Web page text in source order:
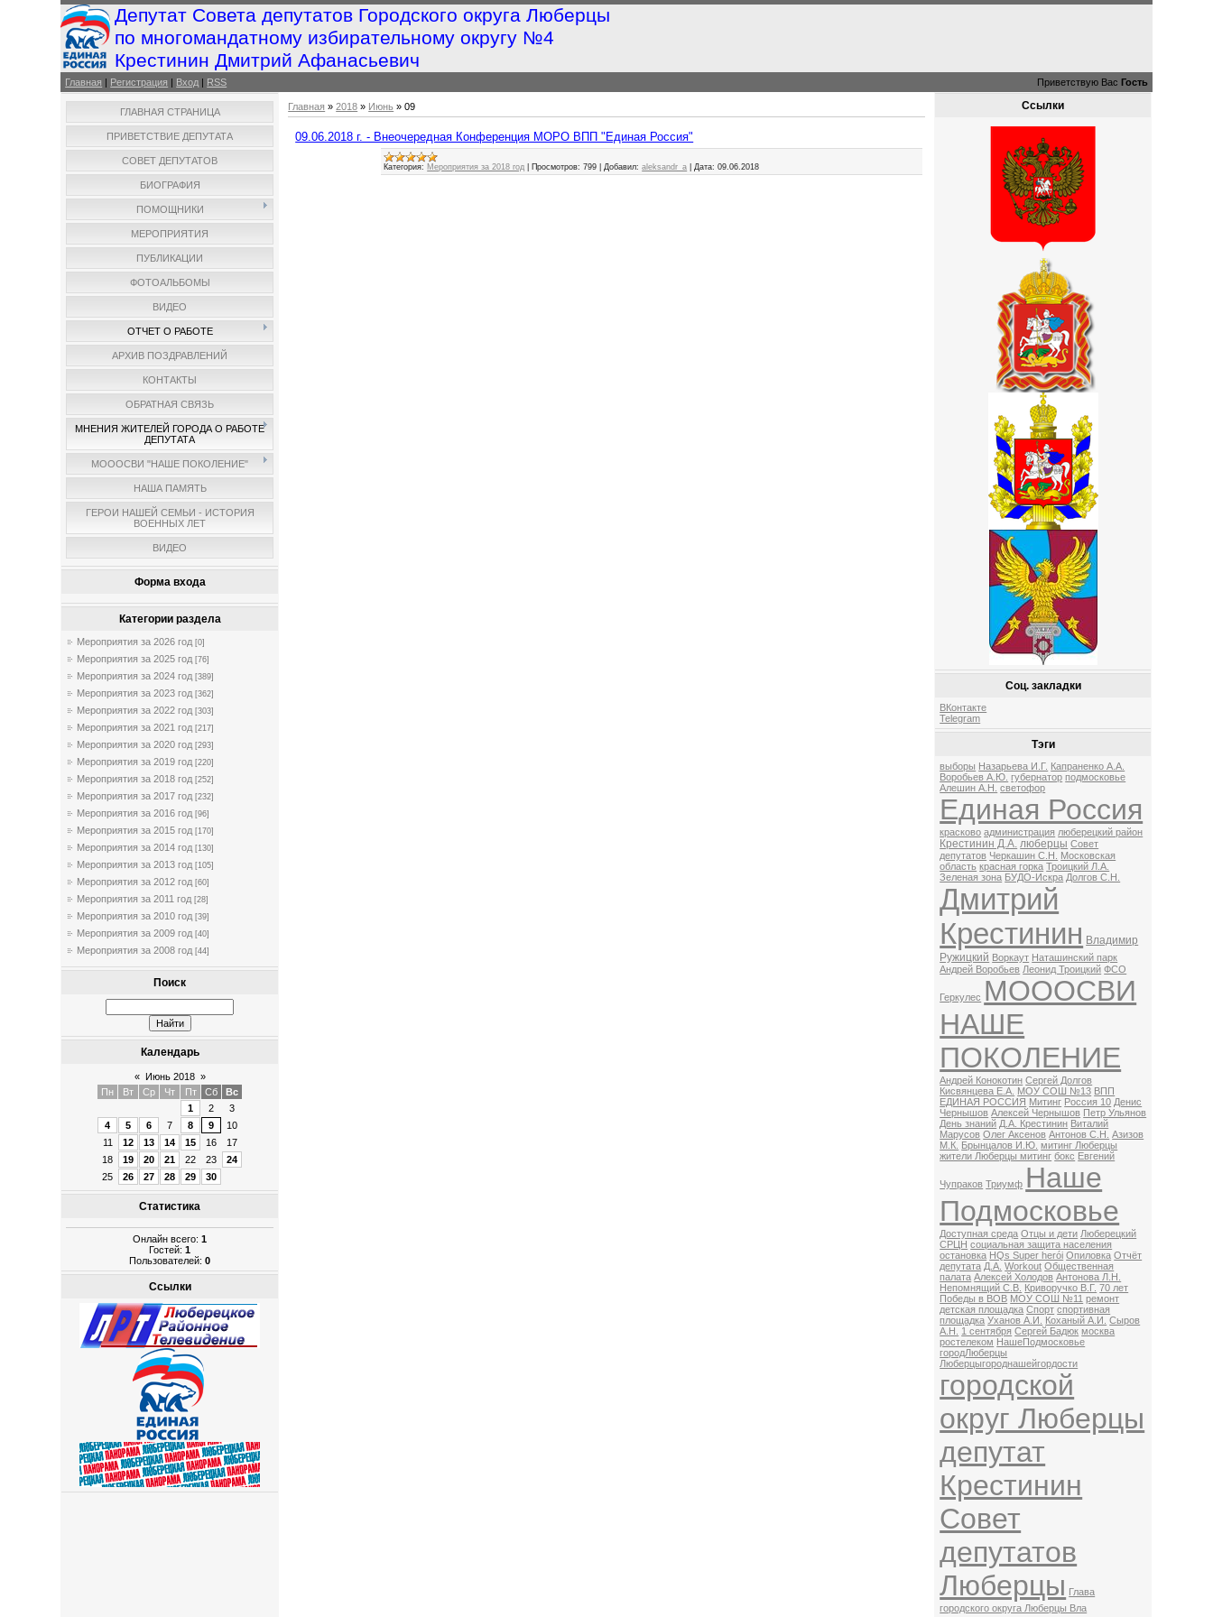
Депутат Совета депутатов Городского округа Люберцы
по многомандатному избирательному округу №4
Крестинин Дмитрий Афанасьевич
Главная | Регистрация | Вход | RSS Приветствую Вас Гость
ГЛАВНАЯ СТРАНИЦА
ПРИВЕТСТВИЕ ДЕПУТАТА
СОВЕТ ДЕПУТАТОВ
БИОГРАФИЯ
ПОМОЩНИКИ
МЕРОПРИЯТИЯ
ПУБЛИКАЦИИ
ФОТОАЛЬБОМЫ
ВИДЕО
ОТЧЕТ О РАБОТЕ
АРХИВ ПОЗДРАВЛЕНИЙ
КОНТАКТЫ
ОБРАТНАЯ СВЯЗЬ
МНЕНИЯ ЖИТЕЛЕЙ ГОРОДА О РАБОТЕ
ДЕПУТАТА
МОООСВИ "НАШЕ ПОКОЛЕНИЕ"
НАША ПАМЯТЬ
ГЕРОИ НАШЕЙ СЕМЬИ - ИСТОРИЯ
ВОЕННЫХ ЛЕТ
ВИДЕО
Форма входа
Категории раздела
Мероприятия за 2026 год [0]
Мероприятия за 2025 год [76]
Мероприятия за 2024 год [389]
Мероприятия за 2023 год [362]
Мероприятия за 2022 год [303]
Мероприятия за 2021 год [217]
Мероприятия за 2020 год [293]
Мероприятия за 2019 год [220]
Мероприятия за 2018 год [252]
Мероприятия за 2017 год [232]
Мероприятия за 2016 год [96]
Мероприятия за 2015 год [170]
Мероприятия за 2014 год [130]
Мероприятия за 2013 год [105]
Мероприятия за 2012 год [60]
Мероприятия за 2011 год [28]
Мероприятия за 2010 год [39]
Мероприятия за 2009 год [40]
Мероприятия за 2008 год [44]
Поиск
Календарь
« Июнь 2018 »
Пн
Вт Ср Чт Пт Сб
Вс
1
2
3
4
5 6 7 8 9
10
11
12 13 14 15 16
17
18
19 20 21 22 23
24
25
26 27 28 29 30
Статистика
Онлайн всего:1
Гостей:1
Пользователей:0
Ссылки
Главная »2018 » Июнь » 09
09.06.2018 г. - Внеочередная Конференция МОРО ВПП "Единая Россия"
Категория: Мероприятия за 2018 год Просмотров: 799 Добавил: aleksandr_a Дата: 09.06.2018
Ссылки
Соц. закладки
ВКонтакте
Telegram
Тэги
выборы Назарьева И.Г. Капраненко А.А.
Воробьев А.Ю. губернатор подмосковье
Алешин А.Н.
светофор
Единая Россия
красково администрация люберецкий район
Крестинин Д.А. люберцы Совет
депутатов Черкашин С.Н.
Московская
область красная горка Троицкий Л.А.
Зеленая зона БУДО-Искра Долгов С.Н.
Дмитрий
Крестинин Владимир
Ружицкий Воркаут Наташинский парк
Андрей Воробьев Леонид Троицкий ФСО
Геркулес МОООСВИ
НАШЕ
ПОКОЛЕНИЕ
Андрей Конокотин Сергей Долгов
Кисвянцева Е.А. МОУ СОШ №13 ВПП
ЕДИНАЯ РОССИЯ Митинг Россия 10 Денис
Чернышов Алексей Чернышов Петр Ульянов
День знаний Д.А. Крестинин Виталий
Марусов Олег Аксенов Антонов С.Н.
Азизов
М.К. Брынцалов И.Ю. митинг Люберцы
жители Люберцы митинг бокс Евгений
Чупраков Триумф Наше
Подмосковье
Доступная среда Отцы и дети Люберецкий
СРЦН социальная защита населения
остановка HQs Super herói Опиловка Отчёт
депутата Д.А. Workout Общественная
палата Алексей Холодов Антонова Л.Н.
Непомнящий С.В. Криворучко В.Г. 70 лет
Победы в ВОВ МОУ СОШ №11 ремонт
детская площадка Спорт спортивная
площадка Уханов А.И. Коханый А.И.
Сыров
А.Н.
1 сентября Сергей Бадюк москва
ростелеком НашеПодмосковье
городЛюберцы
Люберцыгороднашейгордости
городской
округ Люберцы
депутат
Крестинин
Совет
депутатов
Люберцы Глава
городского округа Люберцы Вла